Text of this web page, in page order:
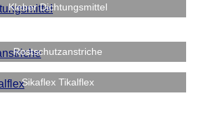
Kleber Dichtungsmittel
Rostschutzanstriche
Sikaflex Tikalflex